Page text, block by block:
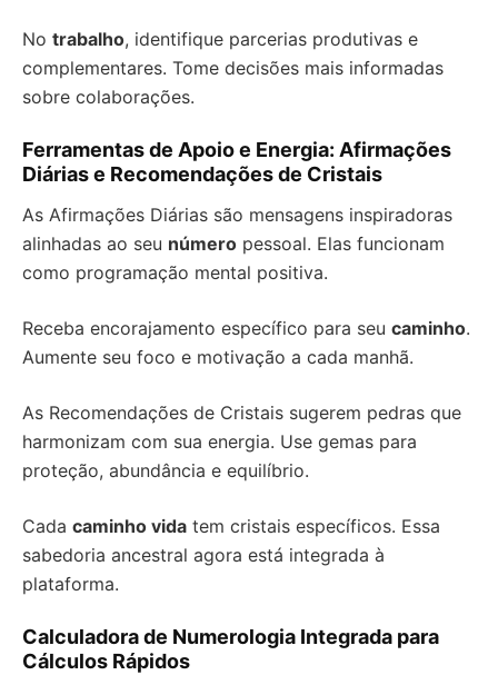
No trabalho, identifique parcerias produtivas e
complementares. Tome decisões mais informadas
sobre colaborações.
Ferramentas de Apoio e Energia: Afirmações
Diárias e Recomendações de Cristais
As Afirmações Diárias são mensagens inspiradoras
alinhadas ao seu número pessoal. Elas funcionam
como programação mental positiva.
Receba encorajamento específico para seu caminho.
Aumente seu foco e motivação a cada manhã.
As Recomendações de Cristais sugerem pedras que
harmonizam com sua energia. Use gemas para
proteção, abundância e equilíbrio.
Cada caminho vida tem cristais específicos. Essa
sabedoria ancestral agora está integrada à
plataforma.
Calculadora de Numerologia Integrada para
Cálculos Rápidos